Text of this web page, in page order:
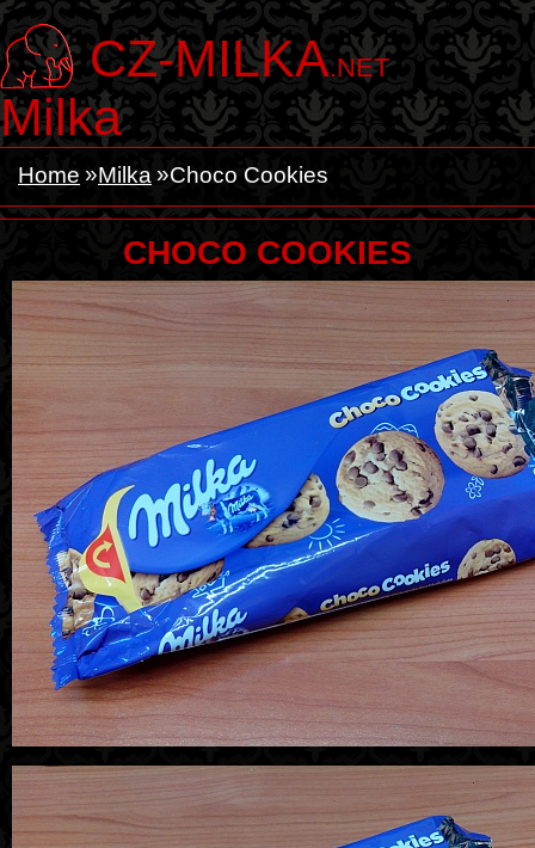
CZ-MILKA.NET
Milka
Home Milka Choco Cookies
CHOCO COOKIES